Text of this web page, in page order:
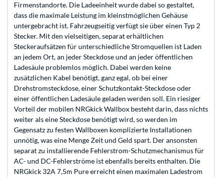
Firmenstandorte. Die Ladeeinheit wurde dabei so gestaltet,
dass die maximale Leistung im kleinstmöglichen Gehäuse
untergebracht ist. Fahrzeugseitig verfügt sie über einen Typ 2
Stecker. Mit den vielseitigen, separat erhältlichen
Steckeraufsätzen für unterschiedliche Stromquellen ist Laden
an jedem Ort, an jeder Steckdose und an jeder öffentlichen
Ladesäule problemlos möglich. Dabei werden keine
zusätzlichen Kabel benötigt, ganz egal, ob bei einer
Drehstromsteckdose, einer Schutzkontakt-Steckdose oder
einer öffentlichen Ladesäule geladen werden soll. Ein riesiger
Vorteil der mobilen NRGkick Wallbox besteht darin, dass nichts
weiter als eine Steckdose benötigt wird, so werden im
Gegensatz zu festen Wallboxen komplizierte Installationen
unnötig, was eine Menge Zeit und Geld spart. Der ansonsten
separat zu installierende Fehlerstrom-Schutzmechanismus für
AC- und DC-Fehlerströme ist ebenfalls bereits enthalten. Die
NRGkick 32A 7,5m Pure erreicht einen maximalen Ladestrom